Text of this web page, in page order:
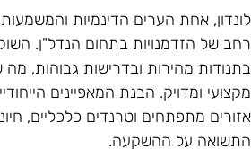
אחת הערים הדינמיות
של הזדמנויות בתחום הנדל"ן. השוק
מהירות ובדרישות גבוהות, מה
ומדויק. הבנת המאפיינים
מתפתחים וטרנדים כלכליים,
על ההשקעה.